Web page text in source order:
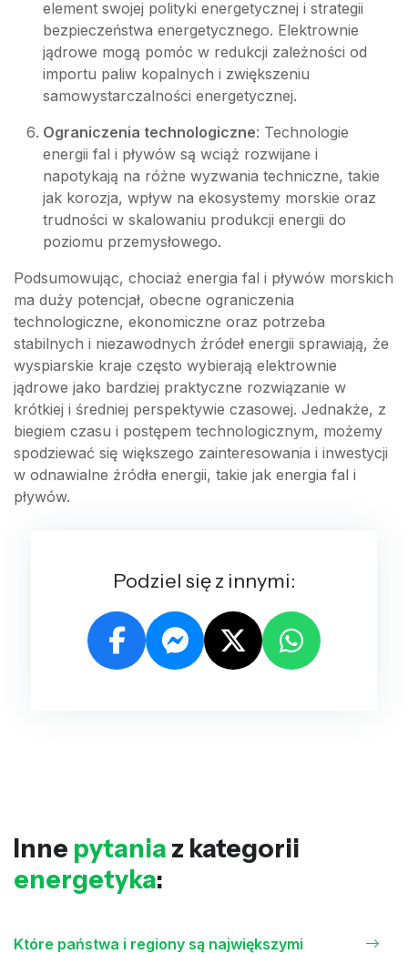
element swojej polityki energetycznej i strategii
bezpieczeństwa energetycznego. Elektrownie
jądrowe mogą pomóc w redukcji zależności od
importu paliw kopalnych i zwiększeniu
samowystarczalności energetycznej.
Ograniczenia technologiczne: Technologie
energii fal i pływów są wciąż rozwijane i
napotykają na różne wyzwania techniczne, takie
jak korozja, wpływ na ekosystemy morskie oraz
trudności w skalowaniu produkcji energii do
poziomu przemysłowego.
Podsumowując, chociaż energia fal i pływów morskich
ma duży potencjał, obecne ograniczenia
technologiczne, ekonomiczne oraz potrzeba
stabilnych i niezawodnych źródeł energii sprawiają, że
wyspiarskie kraje często wybierają elektrownie
jądrowe jako bardziej praktyczne rozwiązanie w
krótkiej i średniej perspektywie czasowej. Jednakże, z
biegiem czasu i postępem technologicznym, możemy
spodziewać się większego zainteresowania i inwestycji
w odnawialne źródła energii, takie jak energia fal i
pływów.
Podziel się z innymi:
Inne pytania z kategorii
energetyka:
Które państwa i regiony są największymi